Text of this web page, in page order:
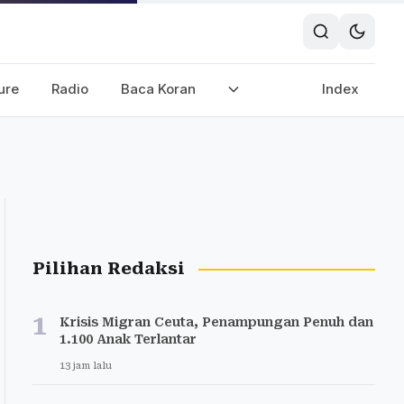
Radio Baca Koran Index
Pilihan Redaksi
1
Krisis Migran Ceuta, Penampungan Penuh dan
1.100 Anak Terlantar
13 jam lalu